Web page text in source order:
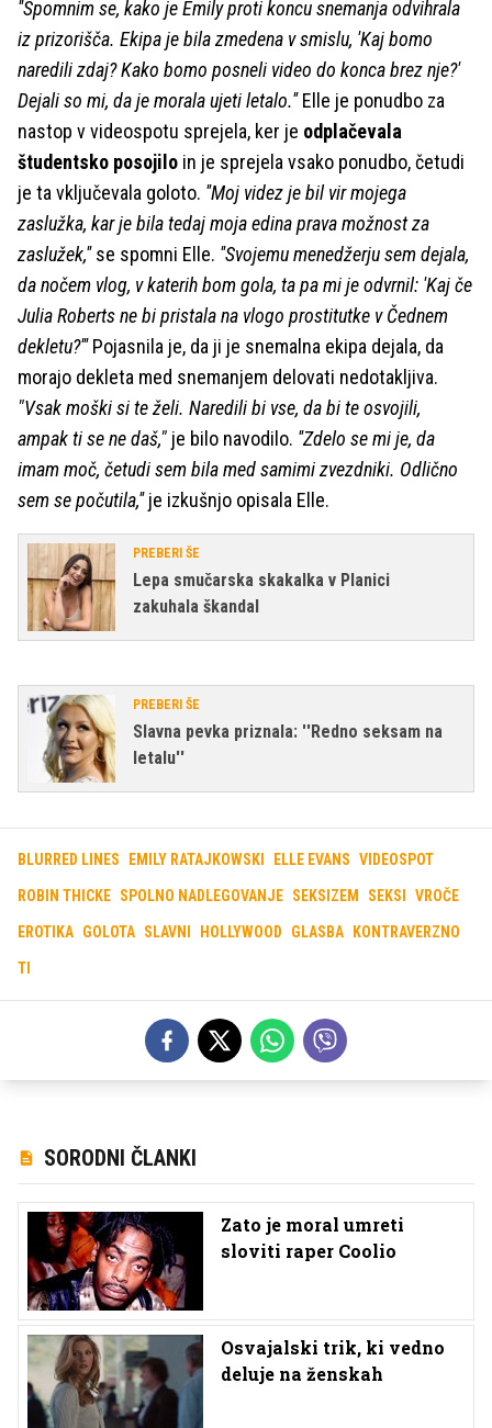
''Spomnim se, kako je Emily proti koncu snemanja odvihrala
iz prizorišča. Ekipa je bila zmedena v smislu, 'Kaj bomo
naredili zdaj? Kako bomo posneli video do konca brez nje?'
Dejali so mi, da je morala ujeti letalo.''Elle je ponudbo za
nastop v videospotu sprejela, ker je odplačevala
študentsko posojilo in je sprejela vsako ponudbo, četudi
je ta vključevala goloto. ''Moj videz je bil vir mojega
zaslužka, kar je bila tedaj moja edina prava možnost za
zaslužek,''se spomni Elle. ''Svojemu menedžerju sem dejala,
da nočem vlog, v katerih bom gola, ta pa mi je odvrnil: 'Kaj če
Julia Roberts ne bi pristala na vlogo prostitutke v Čednem
dekletu?'''Pojasnila je, da ji je snemalna ekipa dejala, da
morajo dekleta med snemanjem delovati nedotakljiva.
"Vsak moški si te želi. Naredili bi vse, da bi te osvojili,
ampak ti se ne daš," je bilo navodilo. ''Zdelo se mi je, da
imam moč, četudi sem bila med samimi zvezdniki. Odlično
sem se počutila,''je izkušnjo opisala Elle.
PREBERI ŠE
Lepa smučarska skakalka v Planici
zakuhala škandal
PREBERI ŠE
Slavna pevka priznala: ''Redno seksam na
letalu''
BLURRED LINES EMILY RATAJKOWSKI ELLE EVANS VIDEOSPOT
ROBIN THICKE SPOLNO NADLEGOVANJE SEKSIZEM SEKSI VROČE
EROTIKA GOLOTA SLAVNI HOLLYWOOD GLASBA KONTRAVERZNO
TI
SORODNI ČLANKI
Zato je moral umreti
sloviti raper Coolio
Osvajalski trik, ki vedno
deluje na ženskah